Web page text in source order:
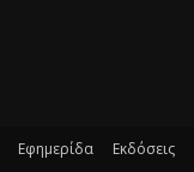
Εφημερίδα Εκδόσεις